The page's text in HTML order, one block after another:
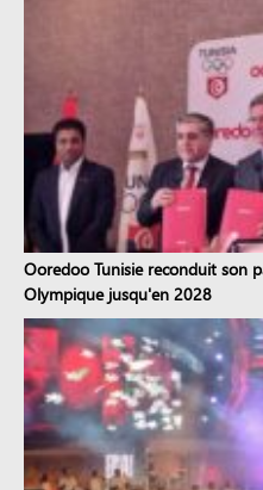
Ooredoo Tunisie reconduit son
Olympique jusqu'en 2028